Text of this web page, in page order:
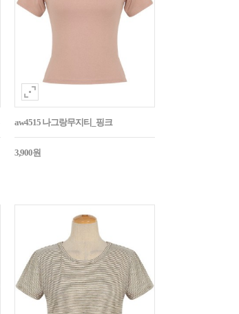
aw4515 나그랑무지티_핑크
3,900원